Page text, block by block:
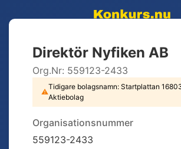
Direktör Nyfiken AB
Org.Nr: 559123-2433
⚠
Tidigare bolagsnamn: Startplattan
Aktiebolag
Organisationsnummer
559123-2433